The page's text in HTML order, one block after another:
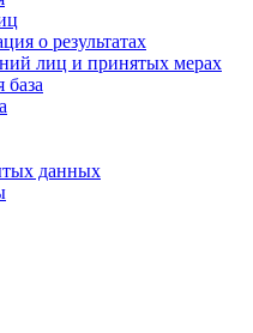
о результатах
лиц и принятых мерах
данных